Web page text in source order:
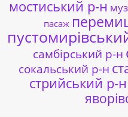
мостиський р-н
пасаж
самбірський р-н
сокальський р-н
стрийський р-н